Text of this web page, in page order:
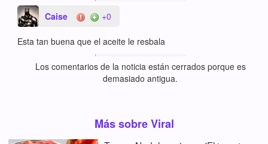
Caise +0
Esta tan buena que el aceite le resbala
Los comentarios de la noticia están cerrados porque es
demasiado antigua.
Más sobre Viral